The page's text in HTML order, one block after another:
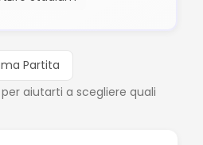
Partita
aiutarti a scegliere quali